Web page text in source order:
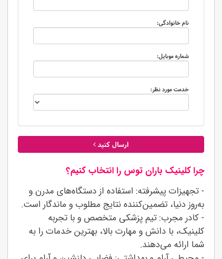
نام خانوادگی:
شماره موبایل:
خدمت مورد نظر:
ارسال کنید
چرا کلینیک باران توس را انتخاب کنیم؟
- تجهیزات پیشرفته: استفاده از دستگاه‌های مدرن و
به‌روز دنیا، تضمین‌کننده نتایج مطلوب و ماندگار است.
- کادر مجرب: تیم پزشکی متخصص و با تجربه
کلینیک، با دانش و مهارت بالا، بهترین خدمات را به
شما ارائه می‌دهند.